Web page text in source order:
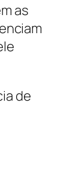
as
de